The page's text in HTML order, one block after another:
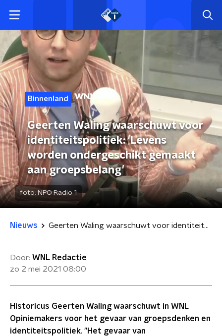
Binnenland
Geerten Waling waarschuwt voor
identiteitspolitiek: 'Levens
worden ondergeschikt gemaakt
aan groepsbelang'
foto: NPO Radio 1
Nieuws Geerten Waling waarschuwt voor identiteitspolitiek: 'Levens worden ondergeschikt gemaakt aan groepsbelang'
Door: WNL Redactie
zo 2 mei 2021 08:00
Historicus Geerten Waling waarschuwt in WNL
Opiniemakers voor het gevaar van groepsdenken en
identiteitspolitiek. "Het gevaar van